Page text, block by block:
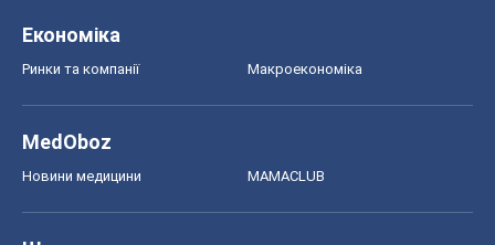
Економіка
Ринки та компанії Макроекономіка
MedOboz
Новини медицини MAMACLUB